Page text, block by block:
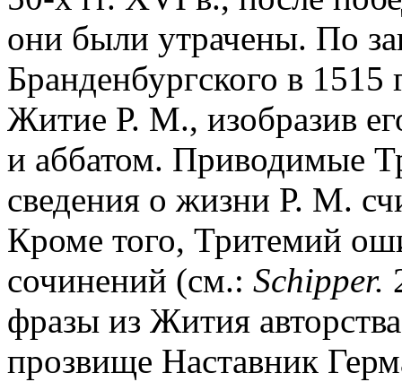
они были утрачены. По
Бранденбургского в
Житие Р. М., изобразив
и аббатом. Приводимые
сведения о жизни Р. М.
Кроме того, Тритемий
сочинений (см.: Schipper.
фразы из Жития
прозвище Наставник